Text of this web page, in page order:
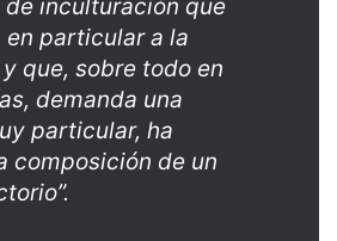
de inculturación que
particular a la
que, sobre todo en
demanda una
particular, ha
composición de un